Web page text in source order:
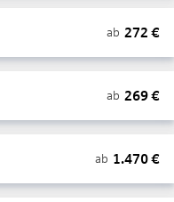
ab 272 €
ab 269€
ab 1.470€